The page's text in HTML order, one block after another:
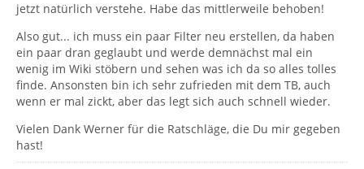
jetzt natürlich verstehe. Habe das mittlerweile behoben!
Also gut... ich muss ein paar Filter neu erstellen, da haben
ein paar dran geglaubt und werde demnächst mal ein
wenig im Wiki stöbern und sehen was ich da so alles tolles
finde. Ansonsten bin ich sehr zufrieden mit dem TB, auch
wenn er mal zickt, aber das legt sich auch schnell wieder.
Vielen Dank Werner für die Ratschläge, die Du mir gegeben
hast!